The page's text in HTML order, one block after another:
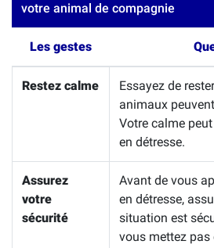
votre animal de compagnie
Les gestes
Restez calme
Essayez de
animaux
Votre calme
en détresse.
Assurez
votre
sécurité
Avant de vous
en détresse,
situation est
vous mettez pas